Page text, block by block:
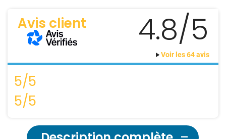
Avis client 4.8/5
Voir les 64 avis
5/5
5/5